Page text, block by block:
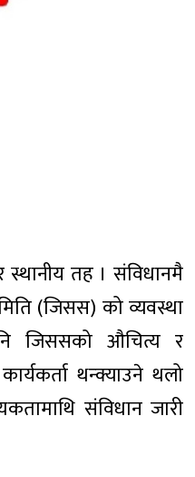
तह । संविधानमै
(जिसस) को व्यवस्था
जिससको औचित्य र
थन्क्याउने थलो
संविधान जारी